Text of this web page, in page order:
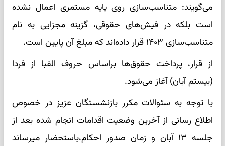
می‌گویند: متناسب‌سازی روی پایه مستمری اعمال نشده
است بلکه در فیش‌های حقوقی، گزینه مجزایی به نام
متناسب‌سازی ۱۴۰۳ قرار داده‌اند که مبلغ آن پایین است.
از قرار، پرداخت حقوق‌ها براساس حروف الفبا از فردا
(بیستم آبان) آغاز می‌شود.
با توجه به سئوالات مکرر بازنشستگان عزیز در خصوص
اطلاع رسانی از آخرین وضعیت اقدامات انجام شده بعد از
جلسه ۱۳ آبان و زمان صدور احکام،باستحضار میرساند